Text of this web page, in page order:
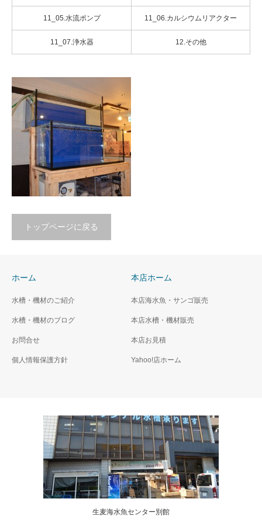
11_05.水流ポンプ 11_06.カルシウムリアクター
11_07.浄水器 12.その他
綱島漁港様の活魚水槽
トップページに戻る
ホーム
水槽・機材のご紹介
水槽・機材のブログ
お問合せ
個人情報保護方針
本店ホーム
本店海水魚・サンゴ販売
本店水槽・機材販売
本店お見積
Yahoo!店ホーム
生麦海水魚センター別館